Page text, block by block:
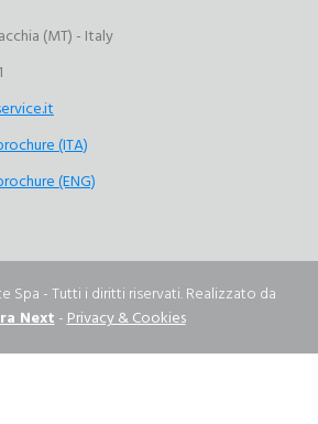
(MT) - Italy
(ITA)
(ENG)
Spa - Tutti i diritti riservati. Realizzato da
Next-Privacy & Cookies